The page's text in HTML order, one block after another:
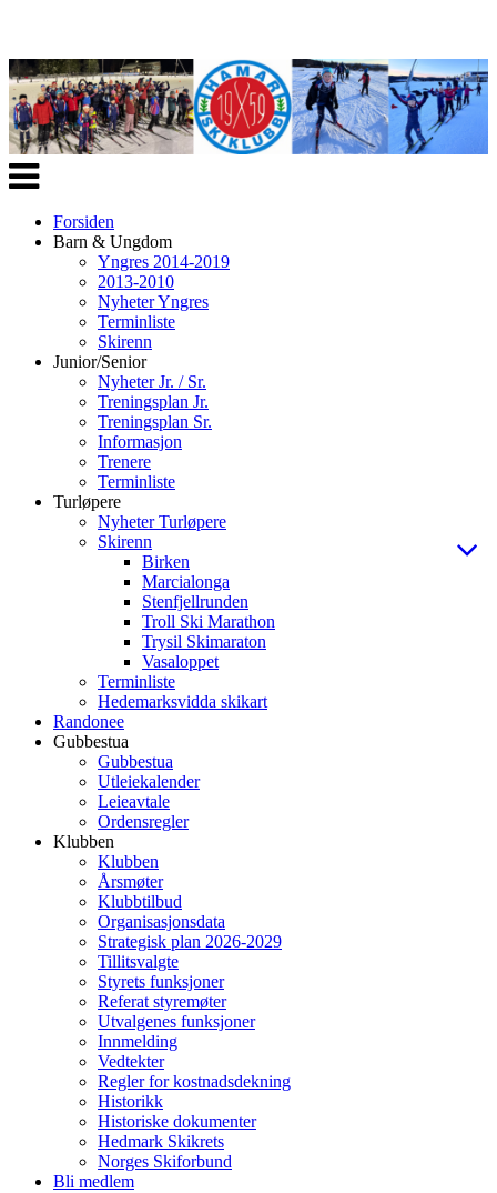
Veksle
navigasjon
Forsiden
Barn & Ungdom
Yngres 2014-2019
2013-2010
Nyheter Yngres
Terminliste
Skirenn
Junior/Senior
Nyheter Jr. / Sr.
Treningsplan Jr.
Treningsplan Sr.
Informasjon
Trenere
Terminliste
Turløpere
Nyheter Turløpere
Skirenn
Birken
Marcialonga
Stenfjellrunden
Troll Ski Marathon
Trysil Skimaraton
Vasaloppet
Terminliste
Hedemarksvidda skikart
Randonee
Gubbestua
Gubbestua
Utleiekalender
Leieavtale
Ordensregler
Klubben
Klubben
Årsmøter
Klubbtilbud
Organisasjonsdata
Strategisk plan 2026-2029
Tillitsvalgte
Styrets funksjoner
Referat styremøter
Utvalgenes funksjoner
Innmelding
Vedtekter
Regler for kostnadsdekning
Historikk
Historiske dokumenter
Hedmark Skikrets
Norges Skiforbund
Bli medlem